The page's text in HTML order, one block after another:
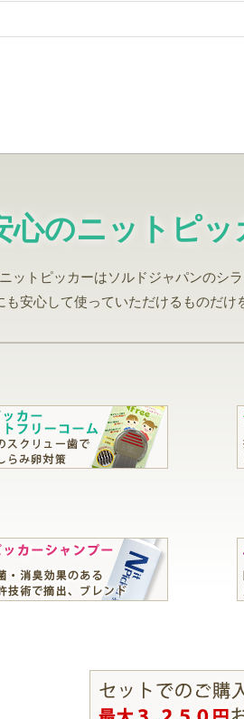
心のニットピ
ニットピッカーはソルドジャパンのシ
も安心して使っていただけるものだけ